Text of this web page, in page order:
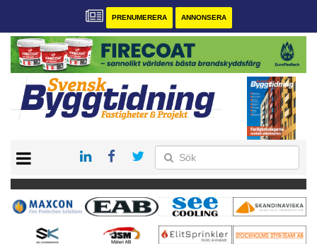
PRENUMERERA ANNONSERA
PRENUMERERA
VÅRA ANDRA MAGASIN
ANNONSERA